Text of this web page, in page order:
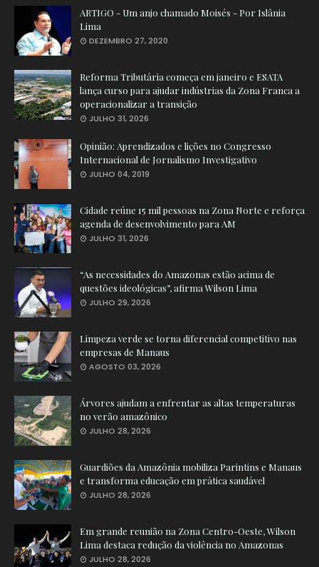
ARTIGO - Um anjo chamado Moisés - Por Islânia
Lima
DEZEMBRO 27, 2020
Reforma Tributária começa em janeiro e ESATA
lança curso para ajudar indústrias da Zona Franca a
operacionalizar a transição
JULHO 31, 2026
Opinião: Aprendizados e lições no Congresso
Internacional de Jornalismo Investigativo
JULHO 04, 2019
Cidade reúne 15 mil pessoas na Zona Norte e reforça
agenda de desenvolvimento para AM
JULHO 31, 2026
“As necessidades do Amazonas estão acima de
questões ideológicas”, afirma Wilson Lima
JULHO 29, 2026
Limpeza verde se torna diferencial competitivo nas
empresas de Manaus
AGOSTO 03, 2026
Árvores ajudam a enfrentar as altas temperaturas
no verão amazônico
JULHO 28, 2026
Guardiões da Amazônia mobiliza Parintins e Manaus
e transforma educação em prática saudável
JULHO 28, 2026
Em grande reunião na Zona Centro-Oeste, Wilson
Lima destaca redução da violência no Amazonas
JULHO 28, 2026